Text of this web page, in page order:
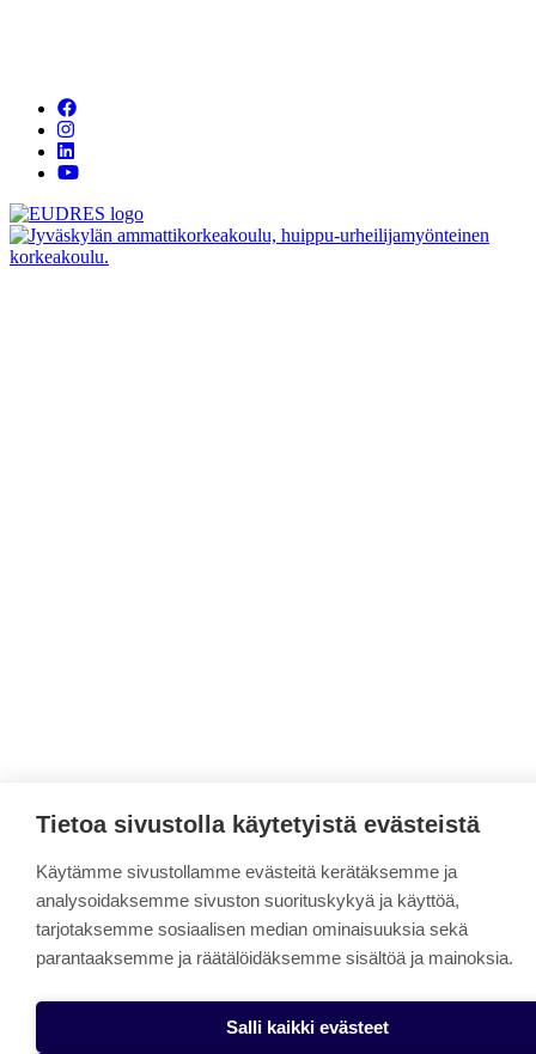
Tietoa sivustolla käytetyistä evästeistä
Käytämme sivustollamme evästeitä kerätäksemme ja
analysoidaksemme sivuston suorituskykyä ja käyttöä,
tarjotaksemme sosiaalisen median ominaisuuksia sekä
parantaaksemme ja räätälöidäksemme sisältöä ja mainoksia.
Salli kaikki evästeet